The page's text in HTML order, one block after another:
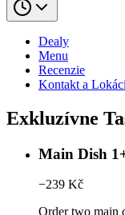
Dealy
Menu
Recenzie
Kontakt a
Exkluzívne
Main Dish
−239 Kč
Order two main